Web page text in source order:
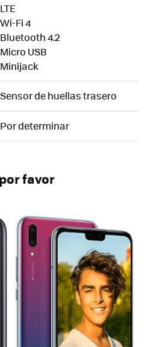
LTE
Wi-Fi 4
Bluetooth 4.2
Micro USB
Minijack
Sensor de huellas trasero
Por determinar
favor